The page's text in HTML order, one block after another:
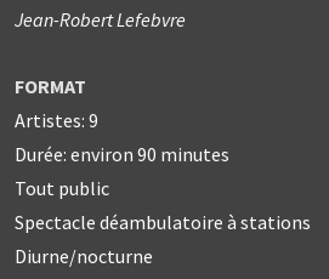
Jean-Robert Lefebvre
FORMAT
Artistes: 9
Durée: environ 90 minutes
Tout public
Spectacle déambulatoire à stations
Diurne/nocturne